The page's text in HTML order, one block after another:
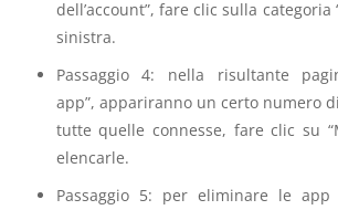
dell’account”, fare clic sulla categoria
sinistra.
Passaggio 4: nella risultante
app”, appariranno un certo numero
tutte quelle connesse, fare clic su
elencarle.
Passaggio 5: per eliminare le app